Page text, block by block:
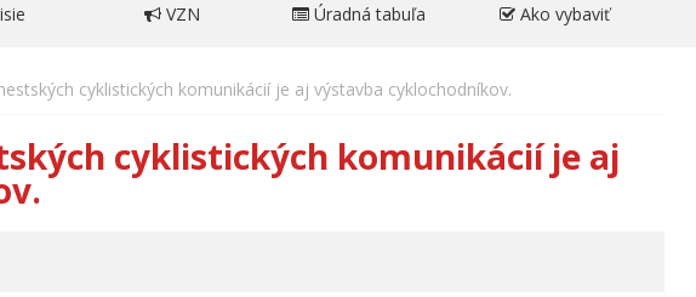
VZN Úradná tabuľa Ako vybaviť
cyklistických komunikácií je aj výstavba cyklochodníkov.
cyklistických komunikácií je aj